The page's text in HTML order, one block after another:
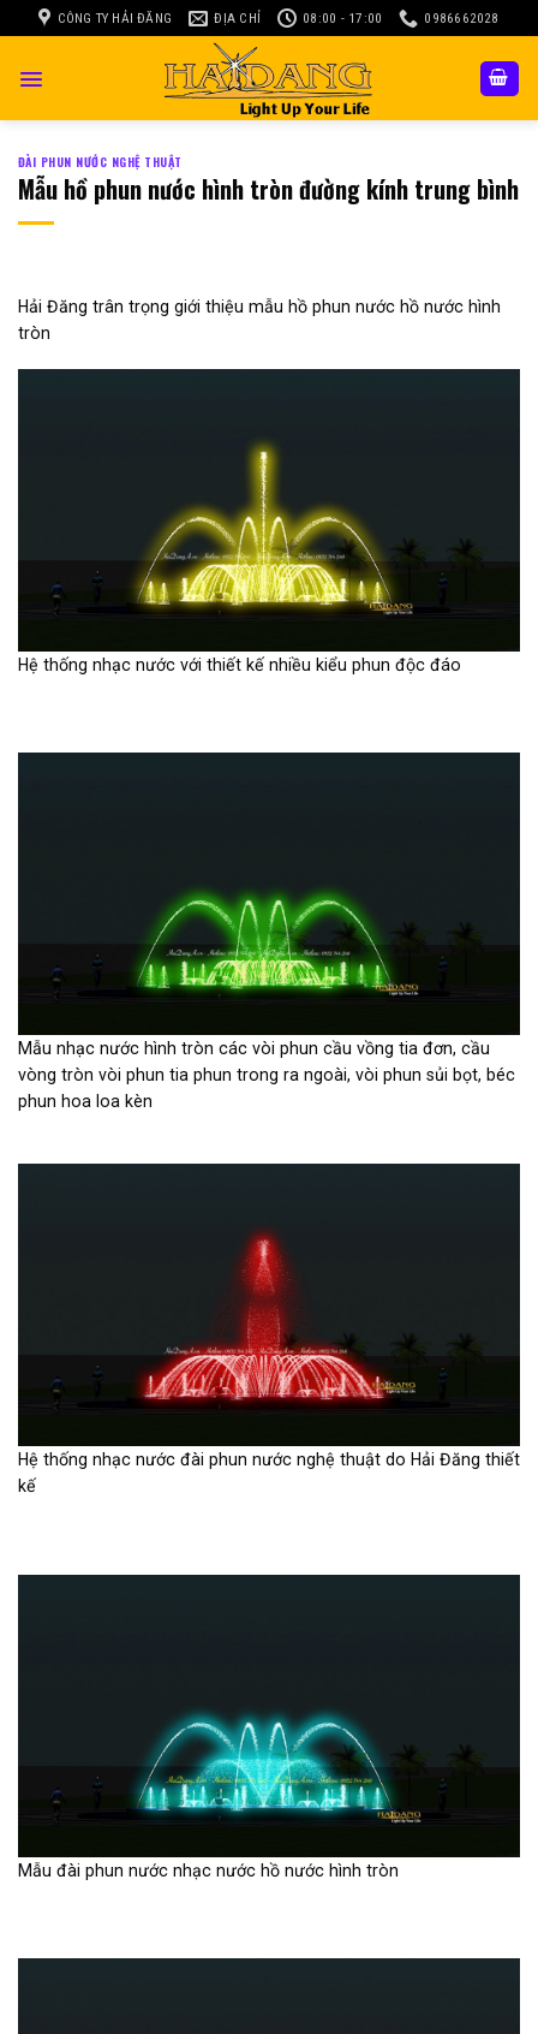
to
CÔNG TY HẢI ĐĂNG ĐỊA CHỈ 08:00 - 17:00 0986662028
ĐÀI PHUN NƯỚC NGHỆ THUẬT
Mẫu hồ phun nước hình tròn đường kính trung bình
Hải Đăng trân trọng giới thiệu mẫu hồ phun nước hồ nước hình
tròn
Hệ thống nhạc nước với thiết kế nhiều kiểu phun độc đáo
Mẫu nhạc nước hình tròn các vòi phun cầu vồng tia đơn, cầu
vòng tròn vòi phun tia phun trong ra ngoài, vòi phun sủi bọt, béc
phun hoa loa kèn
Hệ thống nhạc nước đài phun nước nghệ thuật do Hải Đăng thiết
kế
Mẫu đài phun nước nhạc nước hồ nước hình tròn